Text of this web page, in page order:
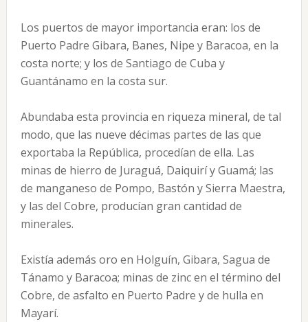
Los puertos de mayor importancia eran: los de
Puerto Padre Gibara, Banes, Nipe y Baracoa, en la
costa norte; y los de Santiago de Cuba y
Guantánamo en la costa sur.
Abundaba esta provincia en riqueza mineral, de tal
modo, que las nueve décimas partes de las que
exportaba la República, procedían de ella. Las
minas de hierro de Juraguá, Daiquirí y Guamá; las
de manganeso de Pompo, Bastón y Sierra Maestra,
y las del Cobre, producían gran cantidad de
minerales.
Existía además oro en Holguín, Gibara, Sagua de
Tánamo y Baracoa; minas de zinc en el término del
Cobre, de asfalto en Puerto Padre y de hulla en
Mayarí.